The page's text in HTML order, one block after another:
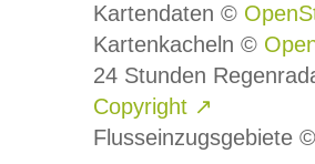
Kartendaten ©
Kartenkacheln ©
24 Stunden
Copyright ↗
Flusseinzugsgebiete